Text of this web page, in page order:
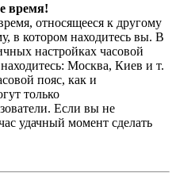
время!
относящееся к другому
в котором находитесь вы. В
настройках часовой
Москва, Киев и т.
пояс, как и
только
Если вы не
удачный момент сделать